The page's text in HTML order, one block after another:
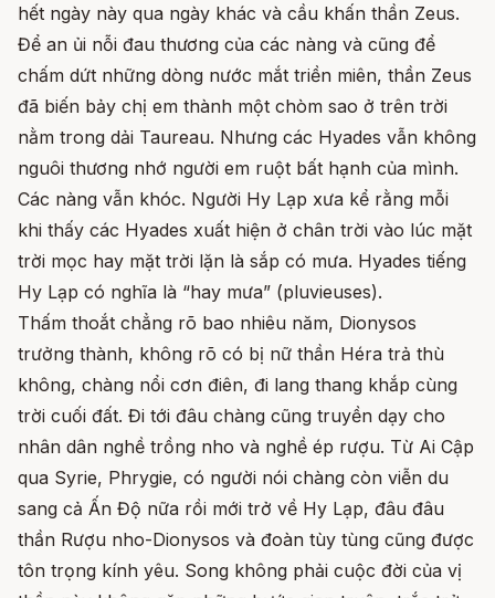
hết ngày này qua ngày khác và cầu khấn thần Zeus.
Để an ủi nỗi đau thương của các nàng và cũng để
chấm dứt những dòng nước mắt triền miên, thần Zeus
đã biến bảy chị em thành một chòm sao ở trên trời
nằm trong dải Taureau. Nhưng các Hyades vẫn không
nguôi thương nhớ người em ruột bất hạnh của mình.
Các nàng vẫn khóc. Người Hy Lạp xưa kể rằng mỗi
khi thấy các Hyades xuất hiện ở chân trời vào lúc mặt
trời mọc hay mặt trời lặn là sắp có mưa. Hyades tiếng
Hy Lạp có nghĩa là “hay mưa” (pluvieuses).
Thấm thoắt chẳng rõ bao nhiêu năm, Dionysos
trưởng thành, không rõ có bị nữ thần Héra trả thù
không, chàng nổi cơn điên, đi lang thang khắp cùng
trời cuối đất. Đi tới đâu chàng cũng truyền dạy cho
nhân dân nghề trồng nho và nghề ép rượu. Từ Ai Cập
qua Syrie, Phrygie, có người nói chàng còn viễn du
sang cả Ấn Độ nữa rồi mới trở về Hy Lạp, đâu đâu
thần Rượu nho-Dionysos và đoàn tùy tùng cũng được
tôn trọng kính yêu. Song không phải cuộc đời của vị